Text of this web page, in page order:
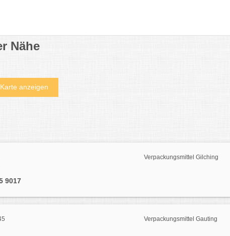
Nähe
Karte anzeigen
9017
Verpackungsmittel Gilching
Verpackungsmittel Gauting